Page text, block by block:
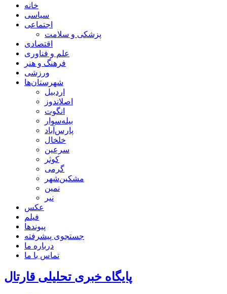
خانه
سیاسی
اجتماعی
پزشکی و سلامت
اقتصادی
علم و فناوری
فرهنگ و هنر
ورزشی
شهرستان‌ها
اردبیل
اصلاندوز
انگوت
بیله‌سوار
پارس‌آباد
خلخال
سرعین
کوثر
گرمی
مشکین‌شهر
نمین
نیر
عکس
فیلم
پیوندها
جستجوی پیشرفته
درباره ما
تماس با ما
پایگاه خبری تحلیلی قارتال